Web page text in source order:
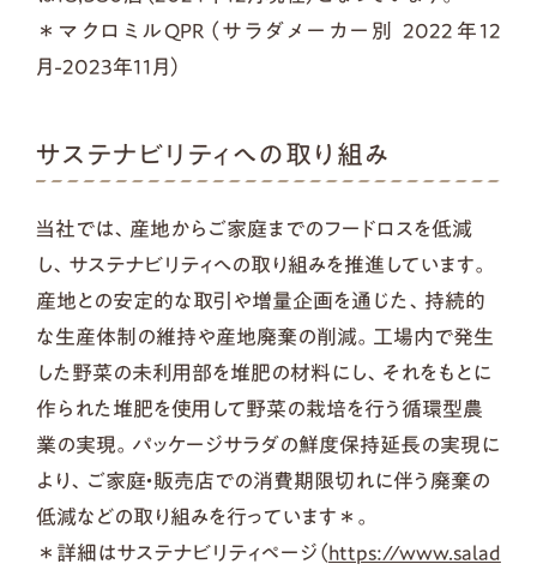
＊マクロミルQPR（サラダメーカー別 2022年12
月-2023年11月）
サステナビリティへの取り組み
当社では、産地からご家庭までのフードロスを低減
し、サステナビリティへの取り組みを推進しています。
産地との安定的な取引や増量企画を通じた、持続的
な生産体制の維持や産地廃棄の削減。工場内で発生
した野菜の未利用部を堆肥の材料にし、それをもとに
作られた堆肥を使用して野菜の栽培を行う循環型農
業の実現。パッケージサラダの鮮度保持延長の実現に
より、ご家庭・販売店での消費期限切れに伴う廃棄の
低減などの取り組みを行っています＊。
＊詳細はサステナビリティページ（https://www.salad